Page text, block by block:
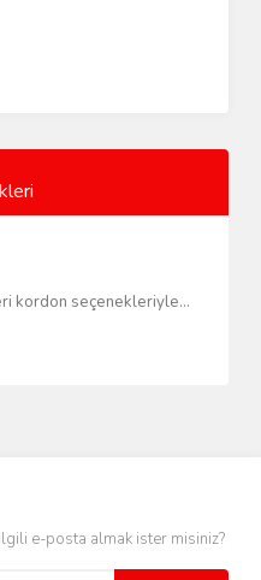
kordon seçenekleriyle…
e-posta almak ister misiniz?